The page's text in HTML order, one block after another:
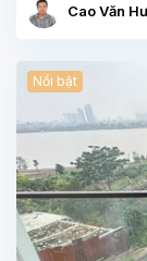
Cao Văn
Nổi bật